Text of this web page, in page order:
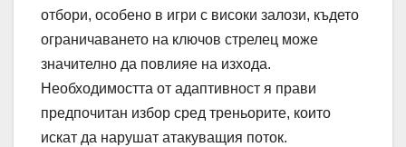
отбори, особено в игри с високи залози, където
ограничаването на ключов стрелец може
значително да повлияе на изхода.
Необходимостта от адаптивност я прави
предпочитан избор сред треньорите, които
искат да нарушат атакуващия поток.